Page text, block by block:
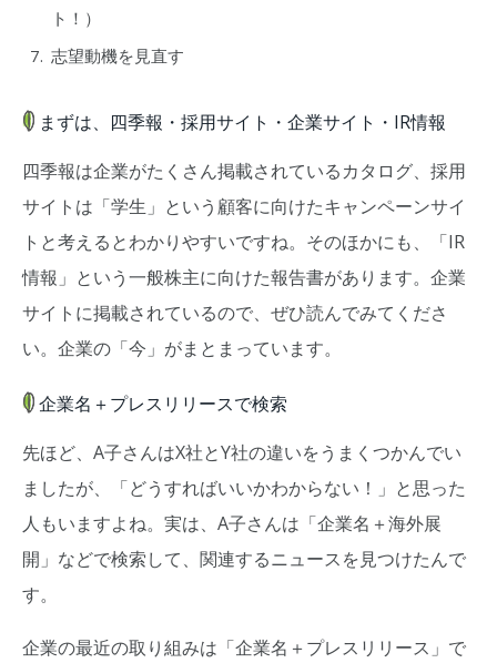
ト！）
志望動機を見直す
まずは、四季報・採用サイト・企業サイト・IR情報
四季報は企業がたくさん掲載されているカタログ、採用
サイトは「学生」という顧客に向けたキャンペーンサイ
トと考えるとわかりやすいですね。そのほかにも、「IR
情報」という一般株主に向けた報告書があります。企業
サイトに掲載されているので、ぜひ読んでみてくださ
い。企業の「今」がまとまっています。
企業名＋プレスリリースで検索
先ほど、A子さんはX社とY社の違いをうまくつかんでい
ましたが、「どうすればいいかわからない！」と思った
人もいますよね。実は、A子さんは「企業名＋海外展
開」などで検索して、関連するニュースを見つけたんで
す。
企業の最近の取り組みは「企業名＋プレスリリース」で